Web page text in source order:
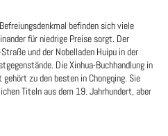
befinden sich viele
für niedrige Preise sorgt. Der
und der Nobelladen Huipu in der
Die Xinhua-Buchhandlung in
zu den besten in Chongqing. Sie
Titeln aus dem 19. Jahrhundert, aber